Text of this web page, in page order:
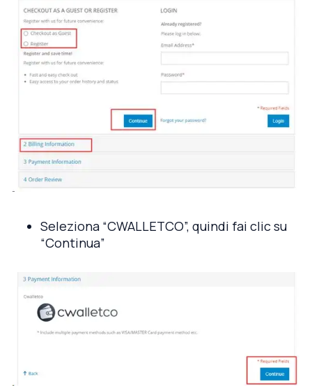
Seleziona “CWALLETCO”, quindi fai clic su
“Continua”